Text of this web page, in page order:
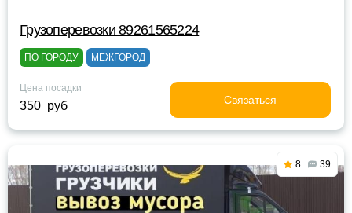
Грузоперевозки 89261565224
ПО ГОРОДУ МЕЖГОРОД
Цена посадки
350 руб Связаться
8 39